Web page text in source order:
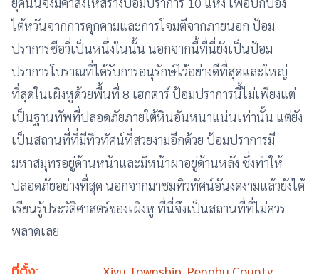
ไต้หวันจากการคุกคามและการโจมตีจากภายนอก ป้อม
ปราการซีอวี่เป็นหนึ่งในนั้น นอกจากนี้ที่นี่ยังเป็นป้อม
ปราการโบราณที่ได้รับการอนุรักษ์ไว้อย่างดีที่สุดและใหญ่
ที่สุดในเผิงหูด้วยพื้นที่ 8 เฮกตาร์ ป้อมปราการนี้ไม่เพียงแต่
เป็นฐานทัพที่ปลอดภัยภายใต้หินอันหนาแน่นเท่านั้น แต่ยัง
เป็นสถานที่ที่มีทิวทัศน์ที่สวยงามอีกด้วย ป้อมปราการมี
มหาสมุทรอยู่ด้านหน้าและมีหน้าผาอยู่ด้านหลัง ซึ่งทำให้
ปลอดภัยอย่างที่สุด นอกจากมาชมทิวทัศน์อันงดงามแล้วยังได้
เรียนรู้ประวัติศาสตร์ของเผิงหู ที่นี่จึงเป็นสถานที่ที่ไม่ควร
พลาดเลย